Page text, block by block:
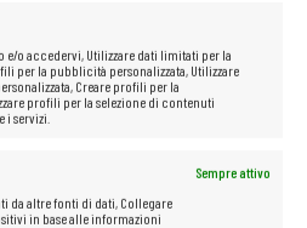
o accedervi, Utilizzare dati limitati per la
per la pubblicità personalizzata, Utilizzare
Creare profili per la
profili per la selezione di contenuti
i servizi.
Sempre attivo
da altre fonti di dati, Collegare
in base alle informazioni